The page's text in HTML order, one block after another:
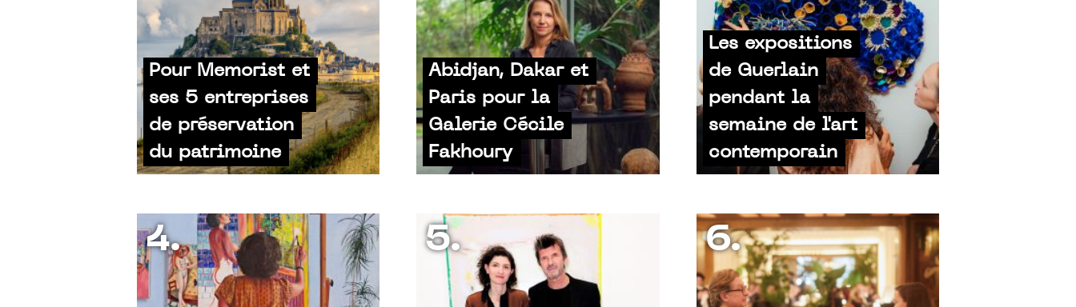
Pour Memorist et
ses 5 entreprises
de préservation
du patrimoine
Abidjan, Dakar et
Paris pour la
Galerie Cécile
Fakhoury
Les expositions
de Guerlain
pendant la
semaine de l'art
contemporain
4. 5. 6.